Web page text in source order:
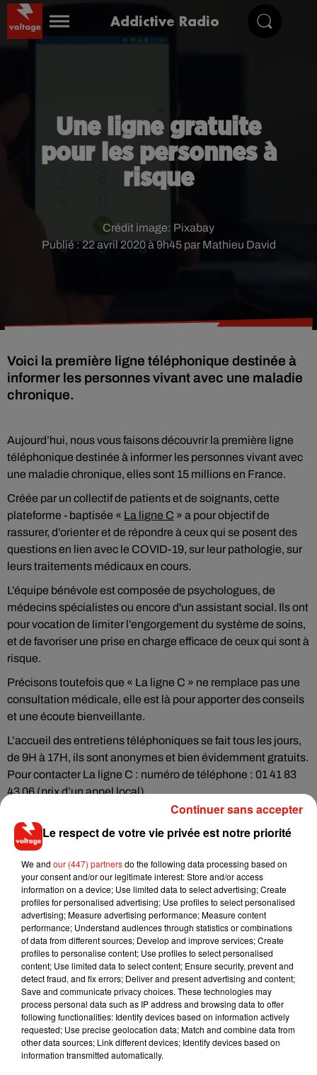
Addictive Radio
Une ligne gratuite
pour les personnes à
risque
Publié : 22 avril 2020 à 9h45 par Mathieu David
Crédit image: Pixabay
Voici la première ligne téléphonique destinée à
informer les personnes vivant avec une maladie
chronique.
Aujourd’hui, nous vous faisons découvrir la première ligne
téléphonique destinée à informer les personnes vivant avec
une maladie chronique, elles sont 15 millions en France.
Créée par un collectif de patients et de soignants, cette
plateforme - baptisée « La ligne C » a pour objectif de
rassurer, d’orienter et de répondre à ceux qui se posent des
questions en lien avec le COVID-19, sur leur pathologie, sur
leurs traitements médicaux en cours.
L’équipe bénévole est composée de psychologues, de
médecins spécialistes ou encore d'un assistant social. Ils ont
pour vocation de limiter l’engorgement du système de soins,
et de favoriser une prise en charge efficace de ceux qui sont à
risque.
Précisons toutefois que « La ligne C » ne remplace pas une
consultation médicale, elle est là pour apporter des conseils
et une écoute bienveillante.
L’accueil des entretiens téléphoniques se fait tous les jours,
de 9H à 17H, ils sont anonymes et bien évidemment gratuits.
Pour contacter La ligne C : numéro de téléphone : 01 41 83
43 06 (prix d’un appel local).
Musique
RÜFÜS DU SOL annonce un nouvel
album après sa tournée mondiale
7 août 2026
Angèle et Amélie Lens dévoilent leur
collaboration tant attendue
Le respect de votre vie privée est notre priorité
We and our (447) partnersdo the following data processing based on
your consent and/or our legitimate interest: Store and/or access
information on a device; Use limited data to select advertising; Create
profiles for personalised advertising; Use profiles to select personalised
advertising; Measure advertising performance; Measure content
performance; Understand audiences through statistics or combinations
of data from different sources; Develop and improve services; Create
profiles to personalise content; Use profiles to select personalised
content; Use limited data to select content; Ensure security, prevent and
detect fraud, and fix errors; Deliver and present advertising and content;
Save and communicate privacy choices. These technologies may
process personal data such as IP address and browsing data to offer
following functionalities: Identify devices based on information actively
requested; Use precise geolocation data; Match and combine data from
other data sources; Link different devices; Identify devices based on
information transmitted automatically.
Continuer sans accepter